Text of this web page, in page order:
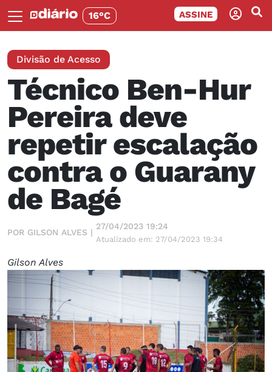
16°C ASSINE
Divisão de Acesso
Técnico Ben-Hur
Pereira deve
repetir escalação
contra o Guarany
de Bagé
POR GILSON ALVES |
27/04/2023 19:24
Atualizado em: 27/04/2023 19:34
Gilson Alves